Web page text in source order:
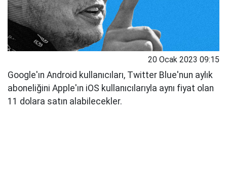
20 Ocak 2023 09:15
Google'ın Android kullanıcıları, Twitter Blue'nun aylık
aboneliğini Apple'ın iOS kullanıcılarıyla aynı fiyat olan
11 dolara satın alabilecekler.